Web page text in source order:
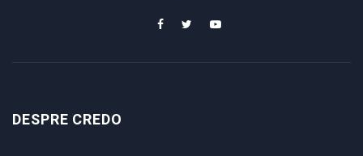
DESPRE CREDO